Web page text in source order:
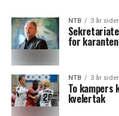
NTB 3 år
for
NTB 3 år
To kampers
kvelertak